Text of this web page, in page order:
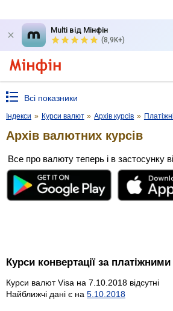
Multi від Мінфін
(8,9K+)
Всі показники
Індекси » Курси валют » Архів курсів »
Архів валютних курсів
Все про валюту теперь і в застосунку
Курси конвертації за
Курси валют Visa на 7.10.2018 відсутні
Найближчі дані є на 5.10.2018